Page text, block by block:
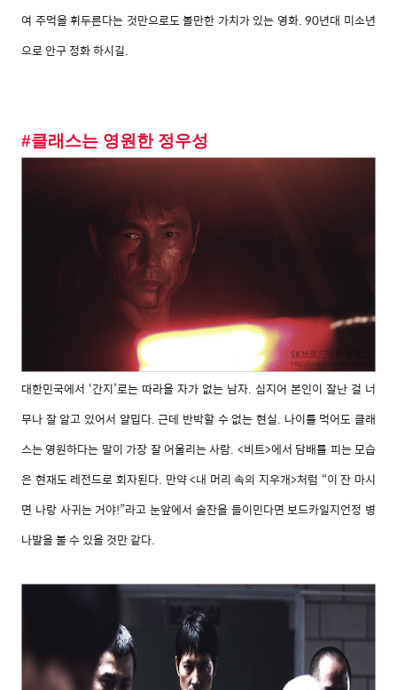
여 주먹을 휘두른다는 것만으로도 볼만한 가치가 있는 영화. 90년대 미소년
으로 안구 정화 하시길.
#클래스는 영원한 정우성
대한민국에서 ‘간지’로는 따라올 자가 없는 남자. 심지어 본인이 잘난 걸 너
무나 잘 알고 있어서 얄밉다. 근데 반박할 수 없는 현실. 나이를 먹어도 클래
스는 영원하다는 말이 가장 잘 어울리는 사람. <비트>에서 담배를 피는 모습
은 현재도 레전드로 회자된다. 만약 <내 머리 속의 지우개>처럼 “이 잔 마시
면 나랑 사귀는 거야!”라고 눈앞에서 술잔을 들이민다면 보드카일지언정 병
나발을 불 수 있을 것만 같다.